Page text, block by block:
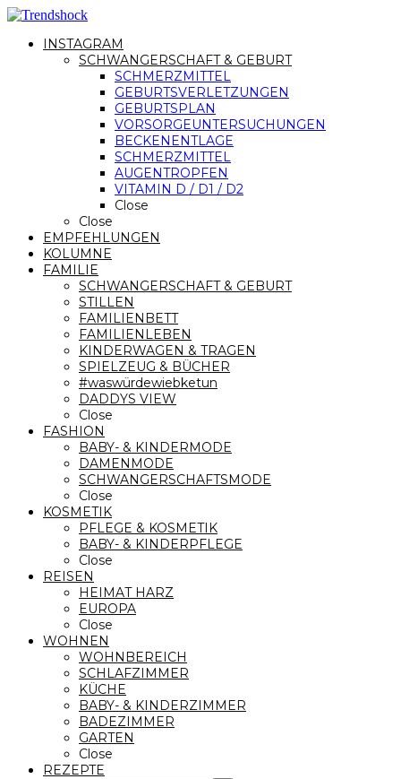
INSTAGRAM
SCHWANGERSCHAFT & GEBURT
SCHMERZMITTEL
GEBURTSVERLETZUNGEN
GEBURTSPLAN
VORSORGEUNTERSUCHUNGEN
BECKENENTLAGE
SCHMERZMITTEL
AUGENTROPFEN
VITAMIN D / D1 / D2
Close
Close
EMPFEHLUNGEN
KOLUMNE
FAMILIE
SCHWANGERSCHAFT & GEBURT
STILLEN
FAMILIENBETT
FAMILIENLEBEN
KINDERWAGEN & TRAGEN
SPIELZEUG & BÜCHER
#waswürdewiebketun
DADDYS VIEW
Close
FASHION
BABY- & KINDERMODE
DAMENMODE
SCHWANGERSCHAFTSMODE
Close
KOSMETIK
PFLEGE & KOSMETIK
BABY- & KINDERPFLEGE
Close
REISEN
HEIMAT HARZ
EUROPA
Close
WOHNEN
WOHNBEREICH
SCHLAFZIMMER
KÜCHE
BABY- & KINDERZIMMER
BADEZIMMER
GARTEN
Close
REZEPTE